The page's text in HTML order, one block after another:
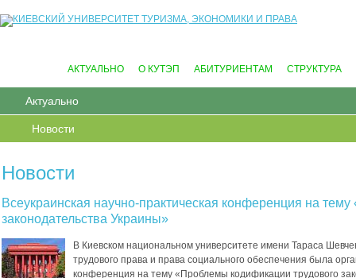
АКТУАЛЬНО О КУТЭП АБИТУРИЕНТАМ СТРУКТУРА
Актуально
Новости
Новости
Всеукраинская научно-практическая конференция на
законодательства Украины»
В Киевском национальном университете имени Тараса
трудового права и права социального обеспечения была
конференция на тему «Проблемы кодификации трудового